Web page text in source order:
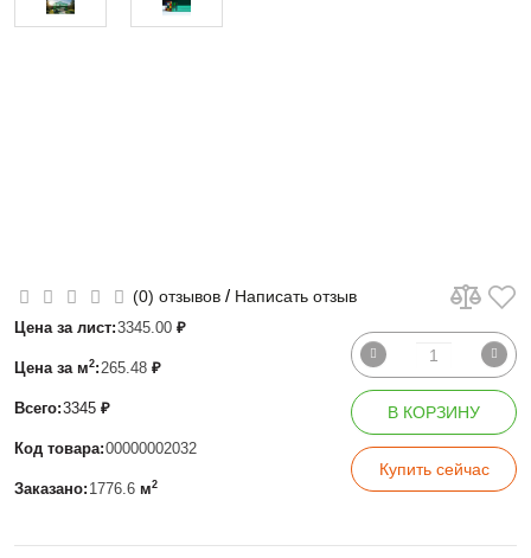
(0) отзывов / Написать отзыв
Цена за лист:3345.00 ₽
Цена за м2: 265.48 ₽
Всего:3345 ₽
Код товара:00000002032
Заказано: 1776.6 м2
В КОРЗИНУ
Купить сейчас